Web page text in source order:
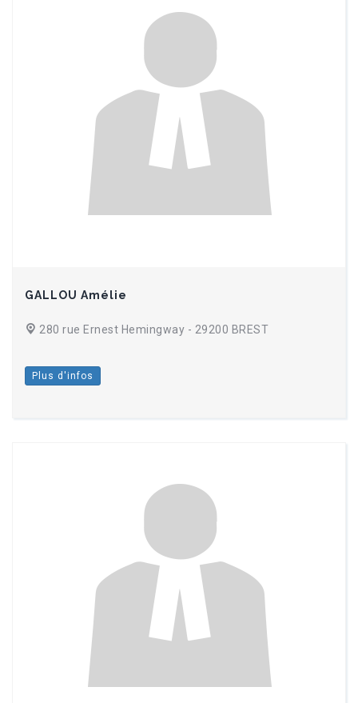
GALLOU Amélie
280 rue Ernest Hemingway - 29200 BREST
Plus d'infos